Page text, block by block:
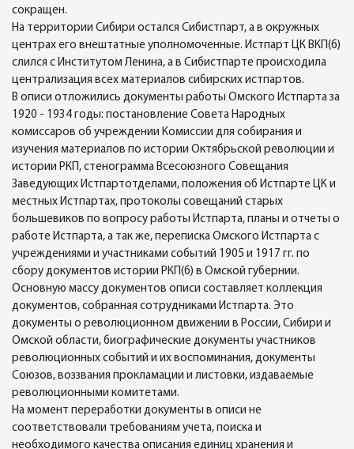
сокращен.
На территории Сибири остался Сибистпарт, а в окружных
центрах его внештатные уполномоченные. Истпарт ЦК ВКП(б)
слился с Институтом Ленина, а в Сибистпарте происходила
централизация всех материалов сибирских истпартов.
В описи отложились документы работы Омского Истпарта за
1920 - 1934 годы: постановление Совета Народных
комиссаров об учреждении Комиссии для собирания и
изучения материалов по истории Октябрьской революции и
истории РКП, стенограмма Всесоюзного Совещания
Заведующих Истпартотделами, положения об Истпарте ЦК и
местных Истпартах, протоколы совещаний старых
большевиков по вопросу работы Истпарта, планы и отчеты о
работе Истпарта, а так же, переписка Омского Истпарта с
учреждениями и участниками событий 1905 и 1917 гг. по
сбору документов истории РКП(б) в Омской губернии.
Основную массу документов описи составляет коллекция
документов, собранная сотрудниками Истпарта. Это
документы о революционном движении в России, Сибири и
Омской области, биографические документы участников
революционных событий и их воспоминания, документы
Союзов, воззвания прокламации и листовки, издаваемые
революционными комитетами.
На момент переработки документы в описи не
соответствовали требованиям учета, поиска и
необходимого качества описания единиц хранения и